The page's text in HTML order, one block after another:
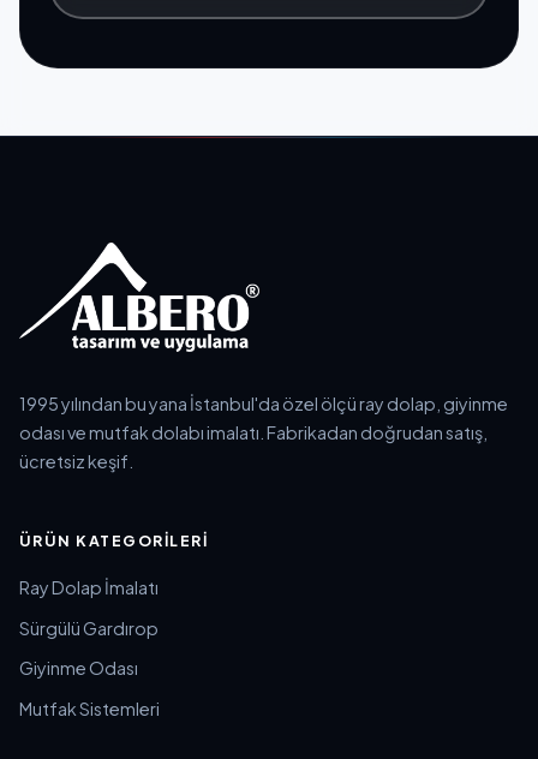
1995 yılından bu yana İstanbul'da özel ölçü ray dolap, giyinme
odası ve mutfak dolabı imalatı. Fabrikadan doğrudan satış,
ücretsiz keşif.
ÜRÜN KATEGORILERI
Ray Dolap İmalatı
Sürgülü Gardırop
Giyinme Odası
Mutfak Sistemleri